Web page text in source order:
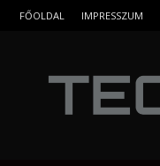
FŐOLDAL IMPRESSZUM